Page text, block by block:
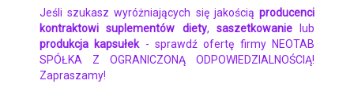
Jeśli szukasz wyróżniających się jakością producenci
kontraktowi suplementów diety, saszetkowanielub
produkcja kapsułek- sprawdź ofertę firmy NEOTAB
SPÓŁKA Z OGRANICZONĄ ODPOWIEDZIALNOŚCIĄ!
Zapraszamy!